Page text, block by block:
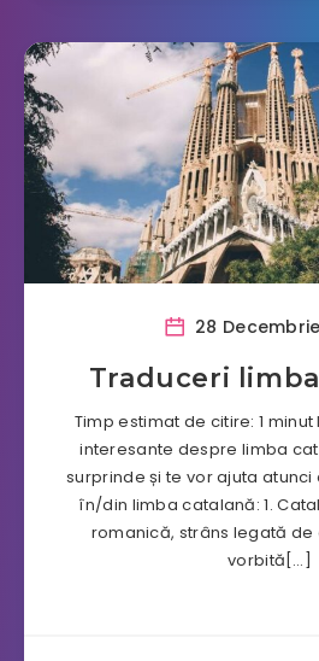
28
Traduceri
Timp estimat de citire: 1
interesante despre limba
surprinde și te vor ajuta
în/din limba catalană: 1.
romanică, strâns legată
vorbită[…]